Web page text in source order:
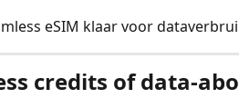
eSIM klaar voor
credits of data-